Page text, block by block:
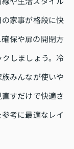
家事が格段に快
保や扉の開閉方
しましょう。冷
みんなが使いや
すだけで快適さ
考に最適なレイ